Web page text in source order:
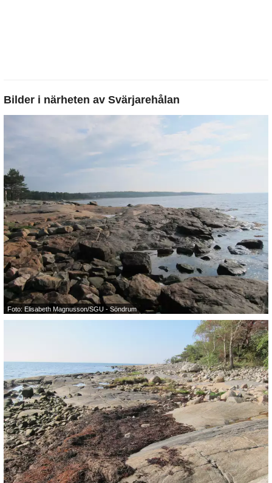
Bilder i närheten av Svärjarehålan
Foto: Elisabeth Magnusson/SGU - Söndrum